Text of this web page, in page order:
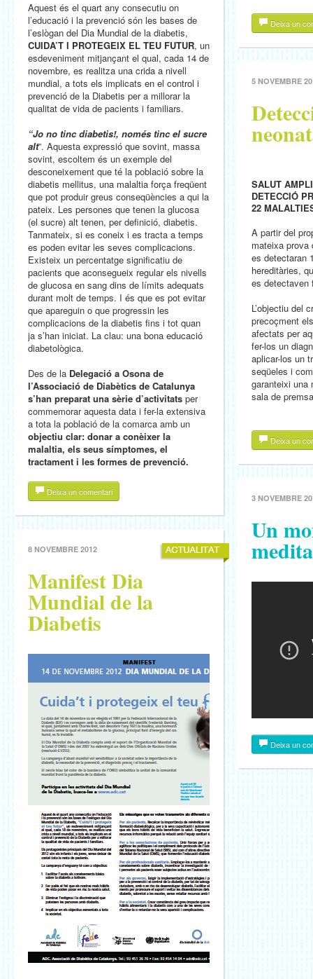
Aquest és el quart any consecutiu on
l’educació i la prevenció són les bases de
l’eslògan del Dia Mundial de la diabetis,
CUIDA’T I PROTEGEIX EL TEU FUTUR, un
esdeveniment mitjançant el qual, cada 14 de
novembre, es realitza una crida a nivell
mundial, a tots els implicats en el control i
prevenció de la Diabetis per a millorar la
qualitat de vida de pacients i familiars.
“Jo no tinc diabetis!, només tinc el sucre
alt”. Aquesta expressió que sovint, massa
sovint, escoltem és un exemple del
desconeixement que té la població sobre la
diabetis mellitus, una malaltia força freqüent
que pot produir greus conseqüències a qui la
pateix. Les persones que tenen la glucosa
(el sucre) alt tenen, per definició, diabetis.
Tanmateix, si es coneix i es tracta a temps
es poden evitar les seves complicacions.
Existeix un percentatge significatiu de
pacients que aconsegueix regular els nivells
de glucosa en sang dins de límits adequats
durant molt de temps. I és que es pot evitar
que apareguin o que progressin les
complicacions de la diabetis fins i tot quan
ja s’han iniciat. La clau: una bona educació
diabetològica.
Des de la Delegació a Osona de
l’Associació de Diabètics de Catalunya
s’han preparat una sèrie d’activitats per
commemorar aquesta data i fer-la extensiva
a tota la població de la comarca amb un
objectiu clar: donar a conèixer la
malaltia, els seus símptomes, el
tractament i les formes de prevenció.
Deixa un comentari
8 NOVEMBRE 2012
Manifest Dia
Mundial de la
Diabetis
Deixa un
5 NOVEMBRE
SALUT
DETECCIÓ
22
A partir del
mateixa prova
es detectaran
hereditàries,
es detectaven
L’objectiu del
precoçment
afectats per
fer-los un
aplicar-los un
seqüeles i
garanteixi una
sala de premsa
Deixa un
3 NOVEMBRE
Un
Deixa un